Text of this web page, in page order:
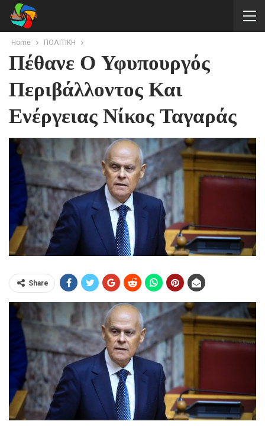
Home ΠΟΛΙΤΙΚΗ
Πέθανε Ο Υφυπουργός
Περιβάλλοντος Και
Ενέργειας Νίκος Ταγαράς
Share